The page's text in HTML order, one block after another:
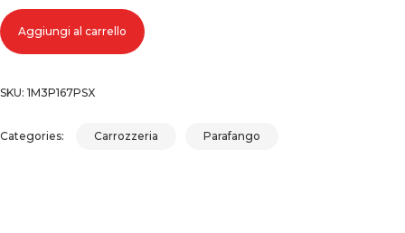
Parafango anteriore sinistro honda cr-v quantità
Aggiungi al carrello
SKU: 1M3P167PSX
Categories: Carrozzeria Parafango